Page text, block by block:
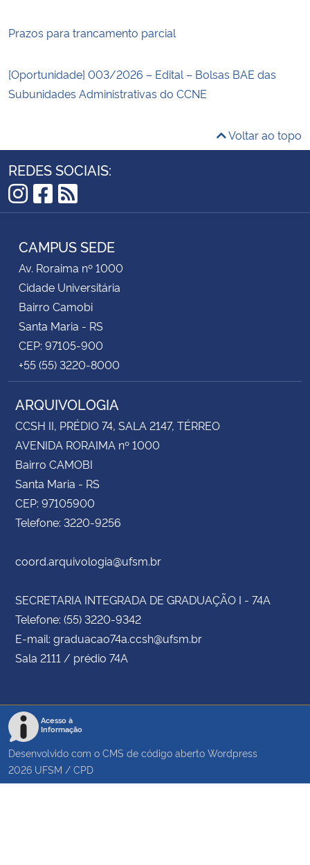
Prazos para trancamento parcial
[Oportunidade] 003/2026 – Edital – Bolsas BAE das
Subunidades Administrativas do CCNE
Voltar ao topo
REDES SOCIAIS:
Instagram
Facebook
RSS
CAMPUS SEDE
Av. Roraima nº 1000
Cidade Universitária
Bairro Camobi
Santa Maria - RS
CEP: 97105-900
+55 (55) 3220-8000
ARQUIVOLOGIA
CCSH II, PRÉDIO 74, SALA 2147, TÉRREO
AVENIDA RORAIMA nº 1000
Bairro CAMOBI
Santa Maria - RS
CEP: 97105900
Telefone: 3220-9256
coord.arquivologia@ufsm.br
SECRETARIA INTEGRADA DE GRADUAÇÃO I - 74A
Telefone: (55) 3220-9342
E-mail: graduacao74a.ccsh@ufsm.br
Sala 2111 / prédio 74A
Acesso à
Informação
Desenvolvido com o CMS de código aberto Wordpress
2026 UFSM / CPD